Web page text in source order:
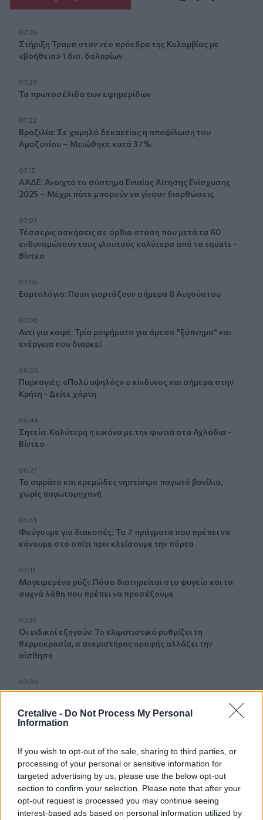
Cretalive - Do Not Process My Personal
Information
If you wish to opt-out of the sale, sharing to third parties, or
processing of your personal or sensitive information for
targeted advertising by us, please use the below opt-out
section to confirm your selection. Please note that after your
opt-out request is processed you may continue seeing
interest-based ads based on personal information utilized by
07:36
Στήριξη Τραμπ στον νέο πρόεδρο της Κολομβίας με
«βοήθεια» 1 δισ. δολαρίων
07:29
Τα πρωτοσέλιδα των εφημερίδων
07:22
Βραζιλία: Σε χαμηλό δεκαετίας η αποψίλωση του
Αμαζονίου – Μειώθηκε κατά 37%
07:15
ΑΑΔΕ: Ανοιχτό το σύστημα Ενιαίας Αίτησης Ενίσχυσης
2025 – Μέχρι πότε μπορούν να γίνουν διορθώσεις
07:07
Τέσσερις ασκήσεις σε όρθια στάση που μετά τα 60
ενδυναμώνουν τους γλουτούς καλύτερα από τα squats -
Βίντεο
07:06
Εορτολόγιο: Ποιοι γιορτάζουν σήμερα 8 Αυγούστου
07:00
Αντί για καφέ: Τρία ροφήματα για άμεσο "ξύπνημα" και
ενέργεια που διαρκεί
06:55
Πυρκαγιές: «Πολύ υψηλός» ο κίνδυνος και σήμερα στην
Κρήτη - Δείτε χάρτη
06:44
Σητεία: Καλύτερη η εικόνα με την φωτιά στα Αχλάδια -
Βίντεο
06:21
Το αφράτο και κρεμώδες νηστίσιμο παγωτό βανίλια,
χωρίς παγωτομηχανή
05:41
Φεύγουμε για διακοπές; Τα 7 πράγματα που πρέπει να
κάνουμε στο σπίτι πριν κλείσουμε την πόρτα
04:11
Μαγειρεμένο ρύζι: Πόσο διατηρείται στο ψυγείο και τα
συχνά λάθη που πρέπει να προσέξουμε
03:16
Οι ειδικοί εξηγούν: Το κλιματιστικό ρυθμίζει τη
θερμοκρασία, ο ανεμιστήρας οροφής αλλάζει την
αίσθηση
02:30
Αυξάνονται οι ενδείξεις για ζωή στον Άρη
01:30
00:31
Βιολόγος: «Αυτό που προσελκύει τα κουνούπια δεν είναι
το γλυκό αίμα, αλλά οι χημικές ενώσεις που εκπέμπουμε»